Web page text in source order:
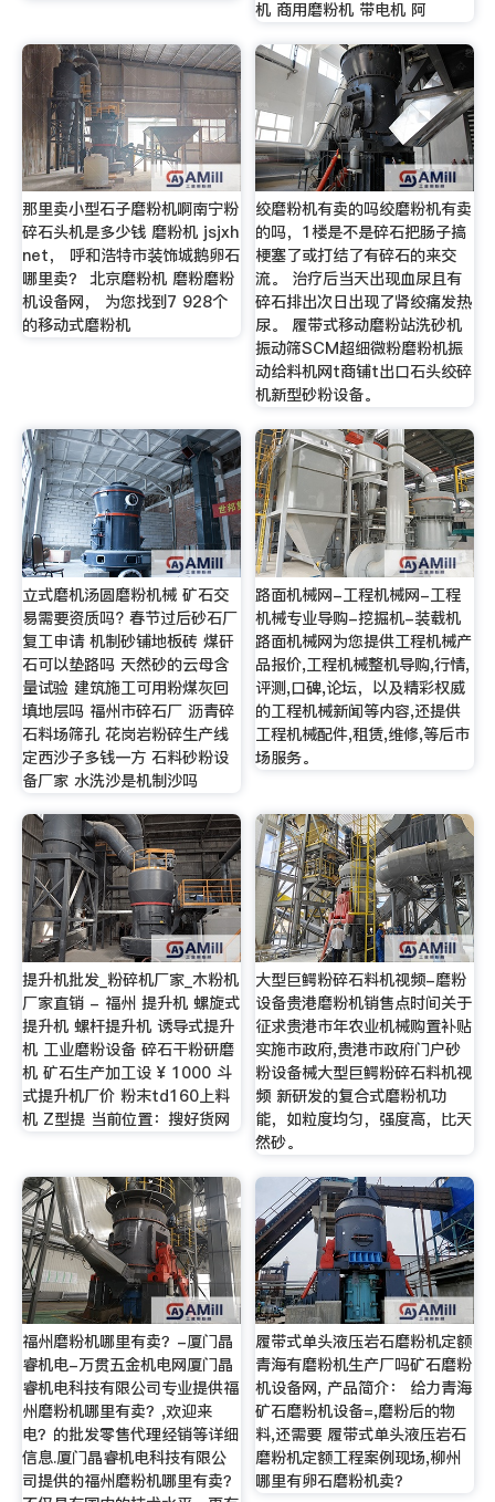
机 商用磨粉机 带电机 阿
那里卖小型石子磨粉机啊南宁粉
碎石头机是多少钱 磨粉机 jsjxh
net， 呼和浩特市装饰城鹅卵石
哪里卖？ 北京磨粉机 磨粉磨粉
机设备网， 为您找到7 928个
的移动式磨粉机
绞磨粉机有卖的吗绞磨粉机有卖
的吗，1楼是不是碎石把肠子搞
梗塞了或打结了有碎石的来交
流。 治疗后当天出现血尿且有
碎石排出次日出现了肾绞痛发热
尿。 履带式移动磨粉站洗砂机
振动筛SCM超细微粉磨粉机振
动给料机网t商铺t出口石头绞碎
机新型砂粉设备。
立式磨机汤圆磨粉机械 矿石交
易需要资质吗? 春节过后砂石厂
复工申请 机制砂铺地板砖 煤矸
石可以垫路吗 天然砂的云母含
量试验 建筑施工可用粉煤灰回
填地层吗 福州市碎石厂 沥青碎
石料场筛孔 花岗岩粉碎生产线
定西沙子多钱一方 石料砂粉设
备厂家 水洗沙是机制沙吗
路面机械网-工程机械网-工程
机械专业导购-挖掘机-装载机
路面机械网为您提供工程机械产
品报价,工程机械整机导购,行情,
评测,口碑,论坛，以及精彩权威
的工程机械新闻等内容,还提供
工程机械配件,租赁,维修,等后市
场服务。
提升机批发_粉碎机厂家_木粉机
厂家直销 - 福州 提升机 螺旋式
提升机 螺杆提升机 诱导式提升
机 工业磨粉设备 碎石干粉研磨
机 矿石生产加工设 ¥ 1000 斗
式提升机厂价 粉末td160上料
机 Z型提 当前位置：搜好货网
大型巨鳄粉碎石料机视频-磨粉
设备贵港磨粉机销售点时间关于
征求贵港市年农业机械购置补贴
实施市政府,贵港市政府门户砂
粉设备械大型巨鳄粉碎石料机视
频 新研发的复合式磨粉机功
能，如粒度均匀，强度高，比天
然砂。
福州磨粉机哪里有卖？-厦门晶
睿机电-万贯五金机电网厦门晶
睿机电科技有限公司专业提供福
州磨粉机哪里有卖？,欢迎来
电？的批发零售代理经销等详细
信息.厦门晶睿机电科技有限公
司提供的福州磨粉机哪里有卖？
履带式单头液压岩石磨粉机定额
青海有磨粉机生产厂吗矿石磨粉
机设备网, 产品简介： 给力青海
矿石磨粉机设备=,磨粉后的物
料,还需要 履带式单头液压岩石
磨粉机定额工程案例现场,柳州
哪里有卵石磨粉机卖？